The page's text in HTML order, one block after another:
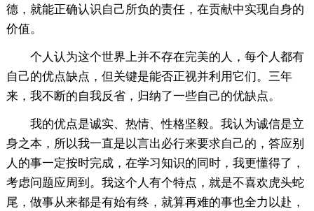
德，就能正确认识自己所负的责任，在贡献中实现自身的
价值。
个人认为这个世界上并不存在完美的人，每个人都有
自己的优点缺点，但关键是能否正视并利用它们。三年
来，我不断的自我反省，归纳了一些自己的优缺点。
我的优点是诚实、热情、性格坚毅。我认为诚信是立
身之本，所以我一直是以言出必行来要求自己的，答应别
人的事一定按时完成，在学习知识的同时，我更懂得了，
考虑问题应周到。我这个人有个特点，就是不喜欢虎头蛇
尾，做事从来都是有始有终，就算再难的事也全力以赴，